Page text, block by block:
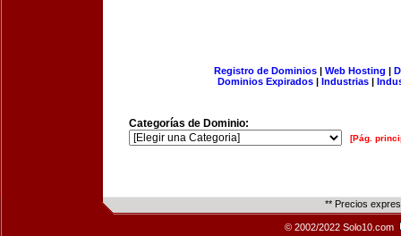
Registro de Dominios| Web Hosting |
Dominios Expirados | Industrias |
Categorías de Dominio:
[Pág.
** Precios
© 2002/2022 Solo10.com